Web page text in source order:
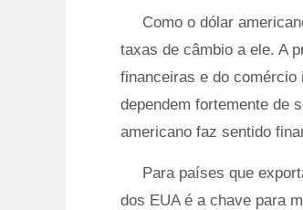
Como o dólar
taxas de câmbio a ele. A
financeiras e do comércio
dependem fortemente de
americano faz sentido
Para países que
dos EUA é a chave para